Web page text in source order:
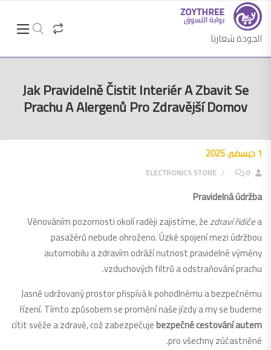
الجودة شعارنا
Jak Pravidelně Čistit Interiér A Zbavit Se
Prachu A Alergenů Pro Zdravější Domov
1 ديسمبر، 2025
0
Pravidelná údržba
Věnováním pozornosti okolí raději zajistíme, žezdraví řidičea
pasažérů nebude ohroženo. Úzké spojení mezi údržbou
automobilu a zdravím odráží nutnost pravidelné výměny
vzduchových filtrů a odstraňování prachu.
Jasně udržovaný prostor přispívá k pohodlnému a bezpečnému
řízení. Tímto způsobem se promění naše jízdy a my se budeme
cítit svěže a zdravě, což zabezpečujebezpečné cestování autem
pro všechny zúčastněné.